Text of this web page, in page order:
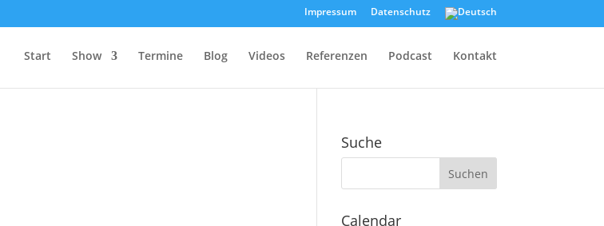
Impressum Datenschutz
Start Show Termine Blog Videos Referenzen Podcast Kontakt
Suche
Calendar